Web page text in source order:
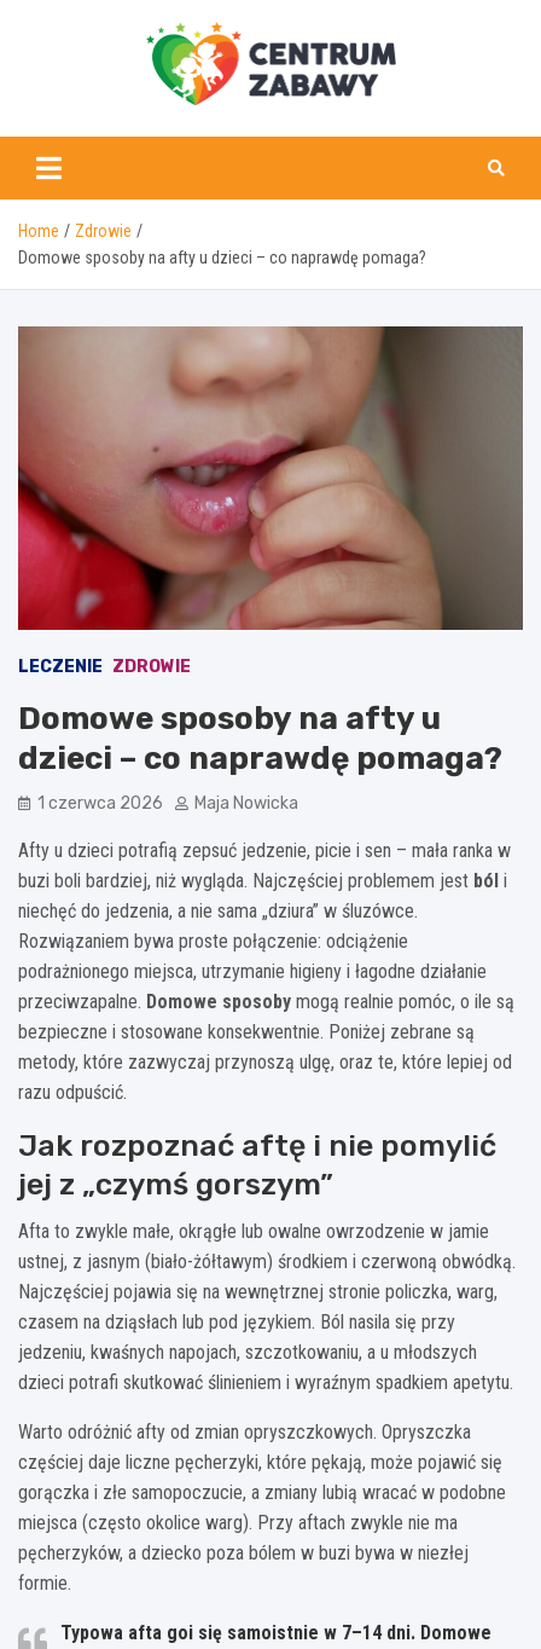
centrumzabawy.pl
Home
Zdrowie
Domowe sposoby na afty u dzieci – co naprawdę pomaga?
LECZENIE ZDROWIE
Domowe sposoby na afty u
dzieci – co naprawdę pomaga?
1 czerwca 2026 Maja Nowicka
Afty u dzieci potrafią zepsuć jedzenie, picie i sen – mała ranka w
buzi boli bardziej, niż wygląda. Najczęściej problemem jest ból i
niechęć do jedzenia, a nie sama „dziura” w śluzówce.
Rozwiązaniem bywa proste połączenie: odciążenie
podrażnionego miejsca, utrzymanie higieny i łagodne działanie
przeciwzapalne. Domowe sposoby mogą realnie pomóc, o ile są
bezpieczne i stosowane konsekwentnie. Poniżej zebrane są
metody, które zazwyczaj przynoszą ulgę, oraz te, które lepiej od
razu odpuścić.
Jak rozpoznać aftę i nie pomylić
jej z „czymś gorszym”
Afta to zwykle małe, okrągłe lub owalne owrzodzenie w jamie
ustnej, z jasnym (biało-żółtawym) środkiem i czerwoną obwódką.
Najczęściej pojawia się na wewnętrznej stronie policzka, warg,
czasem na dziąsłach lub pod językiem. Ból nasila się przy
jedzeniu, kwaśnych napojach, szczotkowaniu, a u młodszych
dzieci potrafi skutkować ślinieniem i wyraźnym spadkiem apetytu.
Warto odróżnić afty od zmian opryszczkowych. Opryszczka
częściej daje liczne pęcherzyki, które pękają, może pojawić się
gorączka i złe samopoczucie, a zmiany lubią wracać w podobne
miejsca (często okolice warg). Przy aftach zwykle nie ma
pęcherzyków, a dziecko poza bólem w buzi bywa w niezłej
formie.
Typowa afta goi się samoistnie w 7–14 dni. Domowe